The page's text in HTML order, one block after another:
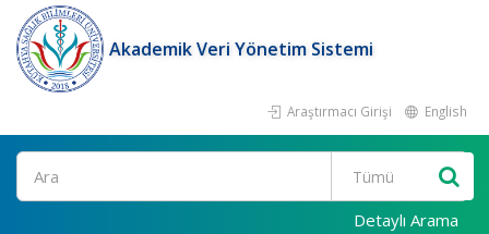
Akademik Veri Yönetim Sistemi
Araştırmacı Girişi English
Ara
Detaylı Arama